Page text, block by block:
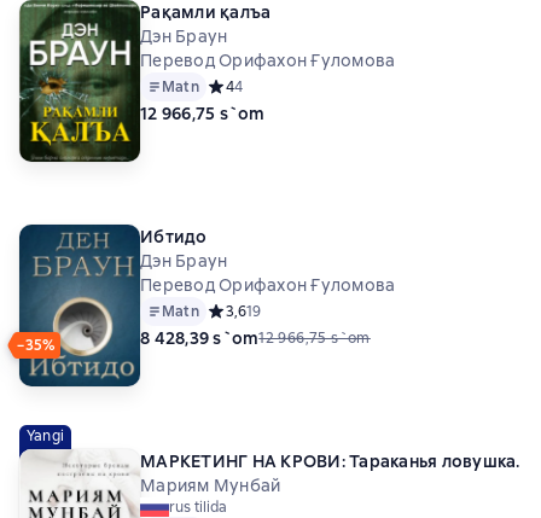
Рақамли қалъа
Дэн Браун
Перевод Орифахон Ғуломова
Matn Средний рейтинг 4 на основе 4 оценок
44
12 966,75 s`om
−35%
Ибтидо
Дэн Браун
Перевод Орифахон Ғуломова
Matn Средний рейтинг 3,6 на основе 19 оценок
3,619
8 428,39 s`om12 966,75 s`om
Yangi
МАРКЕТИНГ НА КРОВИ: Тараканья ловушка.
Мариям Мунбай
rus tilida